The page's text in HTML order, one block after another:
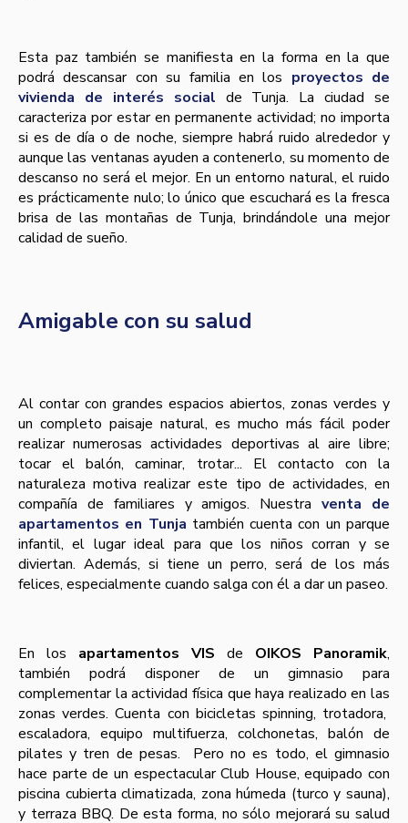
Esta paz también se manifiesta en la forma en la que
podrá descansar con su familia en los proyectos de
vivienda de interés social de Tunja. La ciudad se
caracteriza por estar en permanente actividad; no importa
si es de día o de noche, siempre habrá ruido alrededor y
aunque las ventanas ayuden a contenerlo, su momento de
descanso no será el mejor. En un entorno natural, el ruido
es prácticamente nulo; lo único que escuchará es la fresca
brisa de las montañas de Tunja, brindándole una mejor
calidad de sueño.
Amigable con su salud
Al contar con grandes espacios abiertos, zonas verdes y
un completo paisaje natural, es mucho más fácil poder
realizar numerosas actividades deportivas al aire libre;
tocar el balón, caminar, trotar... El contacto con la
naturaleza motiva realizar este tipo de actividades, en
compañía de familiares y amigos. Nuestraventa de
apartamentos en Tunja también cuenta con un parque
infantil, el lugar ideal para que los niños corran y se
diviertan. Además, si tiene un perro, será de los más
felices, especialmente cuando salga con él a dar un paseo.
En los apartamentos VIS de OIKOS Panoramik,
también podrá disponer de un gimnasio para
complementar la actividad física que haya realizado en las
zonas verdes. Cuenta con bicicletas spinning, trotadora,
escaladora, equipo multifuerza, colchonetas, balón de
pilates y tren de pesas. Pero no es todo, el gimnasio
hace parte de un espectacular Club House, equipado con
piscina cubierta climatizada, zona húmeda (turco y sauna),
y terraza BBQ. De esta forma, no sólo mejorará su salud